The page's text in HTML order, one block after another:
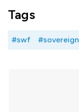
Tags
#swf